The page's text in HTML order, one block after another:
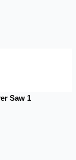
Saw 1